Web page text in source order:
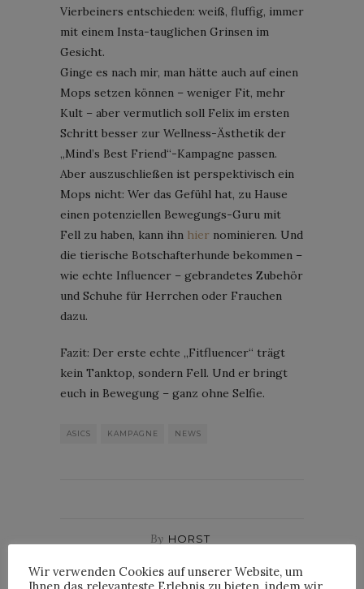
Vierbeiners entschieden: weiß, fluffig, immer
mit einem Insta-tauglichen Grinsen im
Gesicht.
Ginge es nach mir, man hätte auch auf einen
Mops setzen können – weniger Fit, mehr
Kult – aber vermutlich soll Felix im ersten
Schritt besser zur Wellness-Ästhetik der
„Mind’s Best Friend“-Kampagne passen.
Aber auszuschließen ist perspektivisch ein
Mops nicht: Wer das Gefühl hat, zu Hause
einen potenziellen Bewegungs-Guru mit
Fell zu haben, kann ihn hier nominieren. Und
die tierische Botschafterhunde bekommen –
wie echte Influencer – gebrandetes Zubehör
und Schuhe für Herrchen oder Frauchen
dazu.
Fazit: Der erste echte „Fitfluencer“ trägt
kein Tanktop, sondern Fell. Und er bringt
euch in Bewegung – ganz ohne Selfie.
ASICS KAMPAGNE NEWS
By HORST
Wir verwenden Cookies auf unserer Website, um
Ihnen das relevanteste Erlebnis zu bieten, indem wir